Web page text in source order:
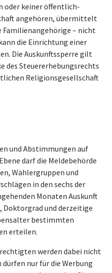
oder keiner öffentlich-
angehören, übermittelt
Familienangehörige – nicht
die Einrichtung einer
Die Auskunftssperre gilt
des Steuererhebungsrechts
Religionsgesellschaft
und Abstimmungen auf
darf die Meldebehörde
Wählergruppen und
in den sechs der
Monaten Auskunft
Doktorgrad und derzeitige
bestimmten
erteilen.
werden dabei nicht
nur für die Werbung